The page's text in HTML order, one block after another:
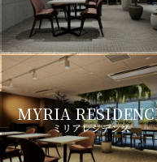
MYRIA
ミリアレジデンス